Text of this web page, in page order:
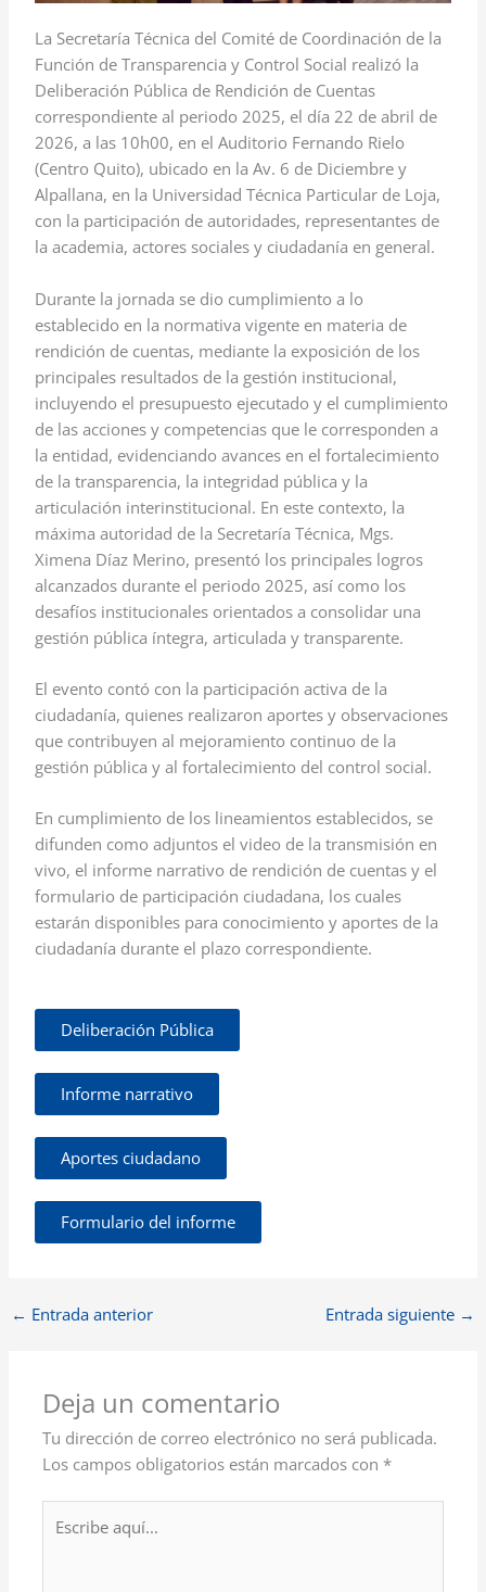
La Secretaría Técnica del Comité de Coordinación de la
Función de Transparencia y Control Social realizó la
Deliberación Pública de Rendición de Cuentas
correspondiente al periodo 2025, el día 22 de abril de
2026, a las 10h00, en el Auditorio Fernando Rielo
(Centro Quito), ubicado en la Av. 6 de Diciembre y
Alpallana, en la Universidad Técnica Particular de Loja,
con la participación de autoridades, representantes de
la academia, actores sociales y ciudadanía en general.
Durante la jornada se dio cumplimiento a lo
establecido en la normativa vigente en materia de
rendición de cuentas, mediante la exposición de los
principales resultados de la gestión institucional,
incluyendo el presupuesto ejecutado y el cumplimiento
de las acciones y competencias que le corresponden a
la entidad, evidenciando avances en el fortalecimiento
de la transparencia, la integridad pública y la
articulación interinstitucional. En este contexto, la
máxima autoridad de la Secretaría Técnica, Mgs.
Ximena Díaz Merino, presentó los principales logros
alcanzados durante el periodo 2025, así como los
desafíos institucionales orientados a consolidar una
gestión pública íntegra, articulada y transparente.
El evento contó con la participación activa de la
ciudadanía, quienes realizaron aportes y observaciones
que contribuyen al mejoramiento continuo de la
gestión pública y al fortalecimiento del control social.
En cumplimiento de los lineamientos establecidos, se
difunden como adjuntos el video de la transmisión en
vivo, el informe narrativo de rendición de cuentas y el
formulario de participación ciudadana, los cuales
estarán disponibles para conocimiento y aportes de la
ciudadanía durante el plazo correspondiente.
Deliberación Pública
Informe narrativo
Aportes ciudadano
Formulario del informe
← Entrada anterior Entrada siguiente →
Deja un comentario
Tu dirección de correo electrónico no será publicada.
Los campos obligatorios están marcados con *
aquí...